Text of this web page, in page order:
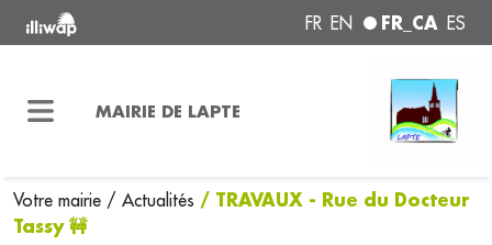
FR EN FR_CA ES
MAIRIE DE LAPTE
Votre mairie / Actualités / TRAVAUX - Rue du Docteur
Tassy 🚧